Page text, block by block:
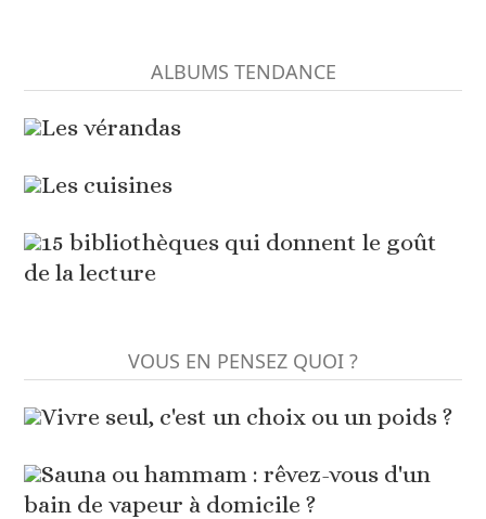
ALBUMS TENDANCE
Les vérandas
Les cuisines
15 bibliothèques qui donnent le goût
de la lecture
VOUS EN PENSEZ QUOI ?
Vivre seul, c'est un choix ou un poids ?
Sauna ou hammam : rêvez-vous d'un
bain de vapeur à domicile ?